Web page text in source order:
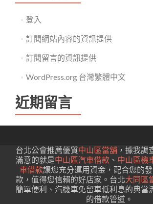
登入
訂閱網站內容的資訊提供
訂閱留言的資訊提供
WordPress.org 台灣繁體中文
近期留言
台北公會推薦優質中山區當舖 ，據我調
滿意的就是中山區汽車借款 、 中山區機
車借款讓您充分運用資金，配合您的
款，值得您信賴的好店家。台北大同區
簡單便利、汽機車免留車低利息的典當
的借款管道。